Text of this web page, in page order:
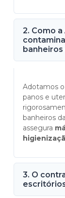
2. Como
Adotamos
panos e
banheiros
assegura
3. O